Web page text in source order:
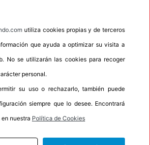
00:00
Le recordamos que nuestros
ellos como dirección entrega esta
el servicio de montaje de sus
caso contrario su pedido no podrá
utiliza cookies propias y de terceros
que ayuda a optimizar su visita a
No se utilizarán las cookies para recoger
personal.
su uso o rechazarlo, también puede
siempre que lo desee. Encontrará
nuestra Política de Cookies